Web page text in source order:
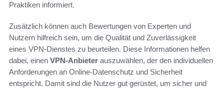
Praktiken informiert.
Zusätzlich können auch Bewertungen von Experten und
Nutzern hilfreich sein, um die Qualität und Zuverlässigkeit
eines VPN-Dienstes zu beurteilen. Diese Informationen helfen
dabei, einen VPN-Anbieter auszuwählen, der den individuellen
Anforderungen an Online-Datenschutz und Sicherheit
entspricht. Damit sind die Nutzer gut gerüstet, um sicher und